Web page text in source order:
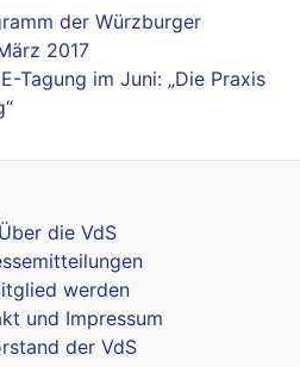
der Würzburger
2017
Tagung im Juni: „Die Praxis
Über die VdS
werden
und Impressum
der VdS